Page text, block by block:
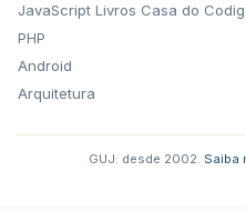
JavaScript
PHP
Android
Arquitetura
Livros Casa do
GUJ: desde 2002. Saiba